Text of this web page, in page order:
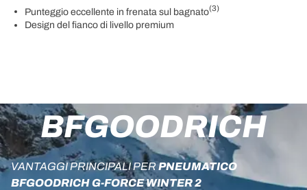
Punteggio eccellente in frenata sul bagnato(3)
Design del fianco di livello premium
BFGOODRICH
VANTAGGI PRINCIPALI PERPNEUMATICO
BFGOODRICH G-FORCE WINTER 2